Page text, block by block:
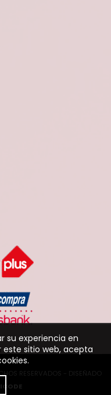
RESERVADOS - DISEÑADO
su experiencia en
este sitio web, acepta